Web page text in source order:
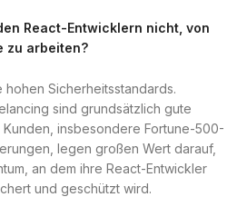
React-Entwicklern nicht, von
zu arbeiten?
hohen Sicherheitsstandards.
sind grundsätzlich gute
insbesondere Fortune-500-
legen großen Wert darauf,
an dem ihre React-Entwickler
und geschützt wird.